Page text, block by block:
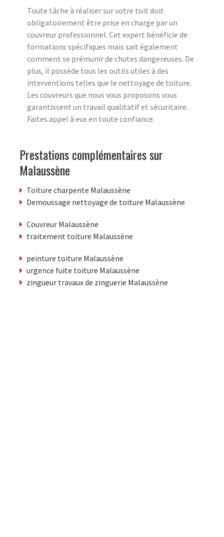
Toute tâche à réaliser sur votre toit doit
obligatoirement être prise en charge par un
couvreur professionnel. Cet expert bénéficie de
formations spécifiques mais sait également
comment se prémunir de chutes dangereuses. De
plus, il possède tous les outils utiles à des
interventions telles que le nettoyage de toiture.
Les couvreurs que nous vous proposons vous
garantissent un travail qualitatif et sécuritaire.
Faites appel à eux en toute confiance.
Prestations complémentaires sur
Malaussène
Toiture charpente Malaussène
Demoussage nettoyage de toiture Malaussène
Couvreur Malaussène
traitement toiture Malaussène
peinture toiture Malaussène
urgence fuite toiture Malaussène
zingueur travaux de zinguerie Malaussène